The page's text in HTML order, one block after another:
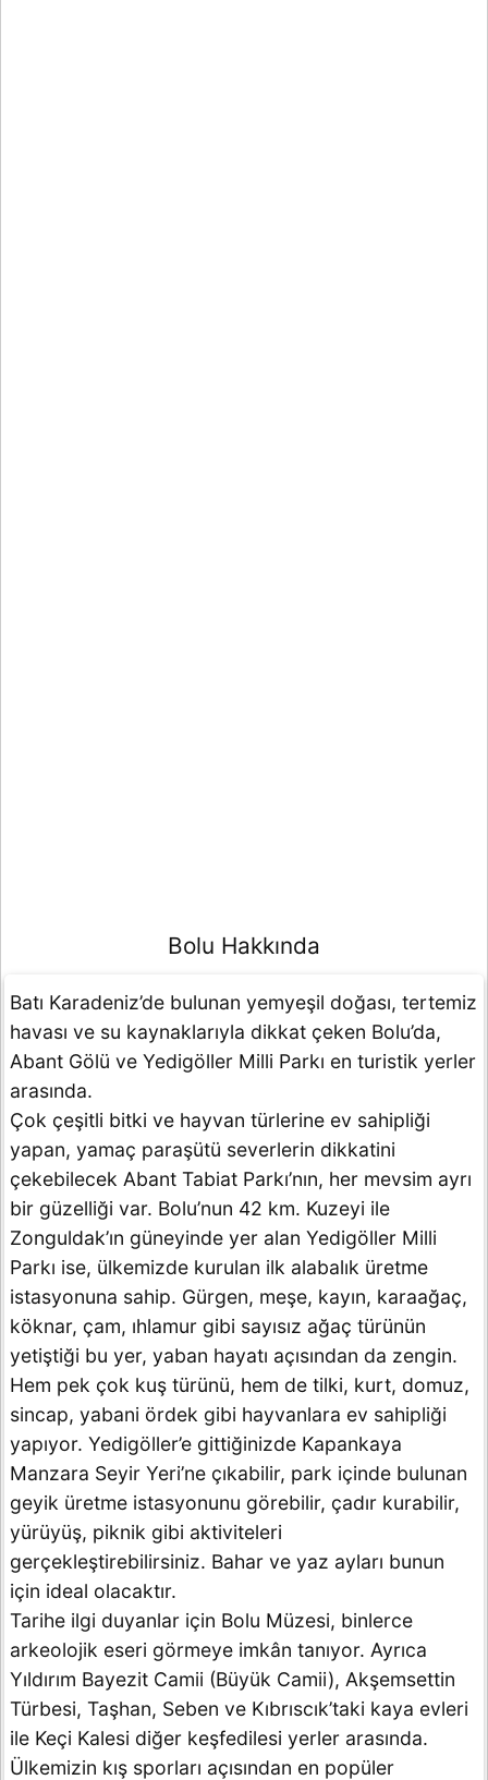
Bolu Hakkında
Batı Karadeniz’de bulunan yemyeşil doğası, tertemiz
havası ve su kaynaklarıyla dikkat çeken Bolu’da,
Abant Gölü ve Yedigöller Milli Parkı en turistik yerler
arasında.
Çok çeşitli bitki ve hayvan türlerine ev sahipliği
yapan, yamaç paraşütü severlerin dikkatini
çekebilecek Abant Tabiat Parkı’nın, her mevsim ayrı
bir güzelliği var. Bolu’nun 42 km. Kuzeyi ile
Zonguldak’ın güneyinde yer alan Yedigöller Milli
Parkı ise, ülkemizde kurulan ilk alabalık üretme
istasyonuna sahip. Gürgen, meşe, kayın, karaağaç,
köknar, çam, ıhlamur gibi sayısız ağaç türünün
yetiştiği bu yer, yaban hayatı açısından da zengin.
Hem pek çok kuş türünü, hem de tilki, kurt, domuz,
sincap, yabani ördek gibi hayvanlara ev sahipliği
yapıyor. Yedigöller’e gittiğinizde Kapankaya
Manzara Seyir Yeri’ne çıkabilir, park içinde bulunan
geyik üretme istasyonunu görebilir, çadır kurabilir,
yürüyüş, piknik gibi aktiviteleri
gerçekleştirebilirsiniz. Bahar ve yaz ayları bunun
için ideal olacaktır.
Tarihe ilgi duyanlar için Bolu Müzesi, binlerce
arkeolojik eseri görmeye imkân tanıyor. Ayrıca
Yıldırım Bayezit Camii (Büyük Camii), Akşemsettin
Türbesi, Taşhan, Seben ve Kıbrıscık’taki kaya evleri
ile Keçi Kalesi diğer keşfedilesi yerler arasında.
Ülkemizin kış sporları açısından en popüler